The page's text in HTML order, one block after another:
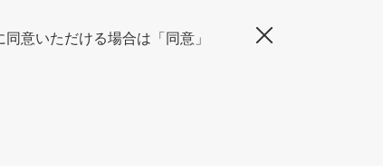
意いただける場合は「同意」